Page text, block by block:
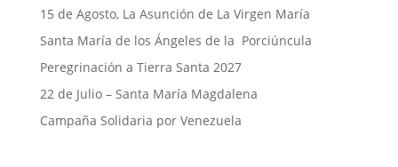
15 de Agosto, La Asunción de La Virgen María
Santa María de los Ángeles de la Porciúncula
Peregrinación a Tierra Santa 2027
22 de Julio – Santa María Magdalena
Campaña Solidaria por Venezuela